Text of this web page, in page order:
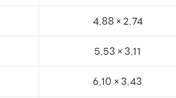
4.88×2.74
5.53×3.11
6.10×3.43